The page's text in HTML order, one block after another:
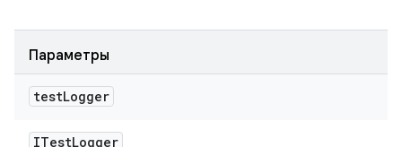
Параметры
testLogger
ITestLogger